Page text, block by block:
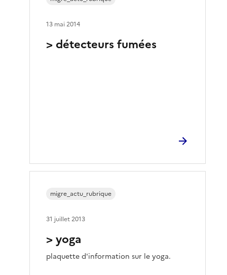
> détecteurs fumées
13 mai 2014
> yoga
plaquette d'information sur le yoga.
migre_actu_rubrique
31 juillet 2013